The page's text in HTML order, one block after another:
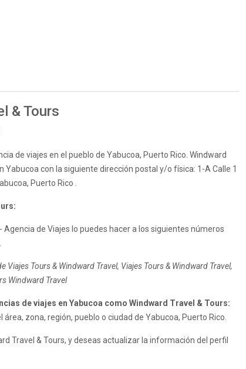
& Tours
de viajes en el pueblo de Yabucoa, Puerto Rico. Windward
Yabucoa con la siguiente dirección postal y/o física: 1-A Calle 1
Puerto Rico .
de Viajes lo puedes hacer a los siguientes números
Viajes Tours & Windward Travel, Viajes Tours & Windward Travel,
Windward Travel
de viajes en Yabucoa como Windward Travel & Tours:
zona, región, pueblo o ciudad de Yabucoa, Puerto Rico.
Travel & Tours, y deseas actualizar la información del perfil